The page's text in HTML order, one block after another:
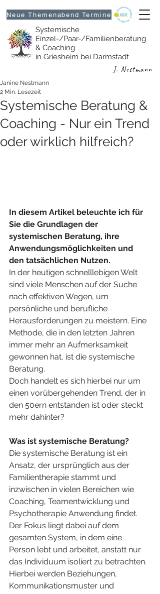
Systemische
Einzel-/Paar-/Familienberatung
& Coaching
in Griesheim bei Darmstadt
J. Nestmann
Neue Themenabend Termine
Systemische Beratung &
Coaching - Nur ein Trend
oder wirklich hilfreich?
Janine Nestmann
2 Min. Lesezeit
In diesem Artikel beleuchte ich für
Sie die Grundlagen der
systemischen Beratung, ihre
Anwendungsmöglichkeiten und
den tatsächlichen Nutzen.
In der heutigen schnelllebigen Welt
sind viele Menschen auf der Suche
nach effektiven Wegen, um
persönliche und berufliche
Herausforderungen zu meistern. Eine
Methode, die in den letzten Jahren
immer mehr an Aufmerksamkeit
gewonnen hat, ist die systemische
Beratung.
Doch handelt es sich hierbei nur um
einen vorübergehenden Trend, der in
den 50ern entstanden ist oder steckt
mehr dahinter?
Was ist systemische Beratung?
Die systemische Beratung ist ein
Ansatz, der ursprünglich aus der
Familientherapie stammt und
inzwischen in vielen Bereichen wie
Coaching, Teamentwicklung und
Psychotherapie Anwendung findet.
Der Fokus liegt dabei auf dem
gesamten System, in dem eine
Person lebt und arbeitet, anstatt nur
das Individuum isoliert zu betrachten.
Hierbei werden Beziehungen,
Kommunikationsmuster und